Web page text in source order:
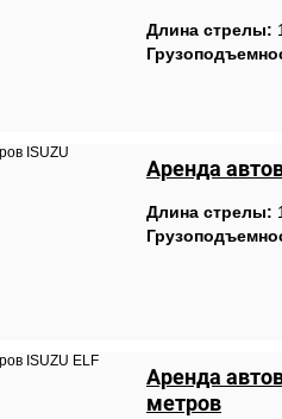
Длина стрелы:
Аренда
Длина стрелы:
Аренда
метрoв